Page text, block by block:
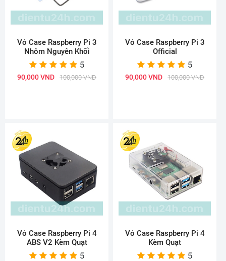
Vỏ Case Raspberry Pi 3
Nhôm Nguyên Khối
5
90,000 VND 100,000 VND
Vỏ Case Raspberry Pi 3
Official
5
90,000 VND 100,000 VND
Vỏ Case Raspberry Pi 4
ABS V2 Kèm Quạt
5
Vỏ Case Raspberry Pi 4
Kèm Quạt
5